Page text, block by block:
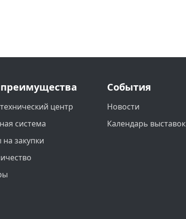
центр
система
закупки
События
Новости
Календарь выставок